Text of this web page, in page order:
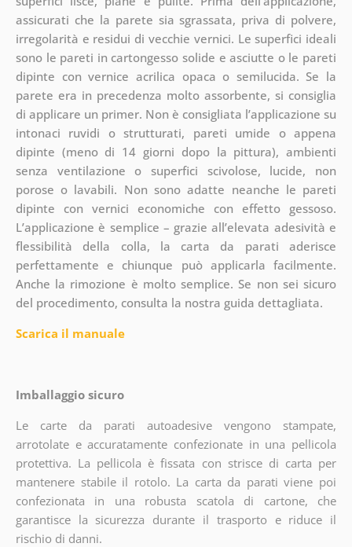
assicurati che la parete sia sgrassata, priva di polvere,
irregolarità e residui di vecchie vernici. Le superfici ideali
sono le pareti in cartongesso solide e asciutte o le pareti
dipinte con vernice acrilica opaca o semilucida. Se la
parete era in precedenza molto assorbente, si consiglia
di applicare un primer. Non è consigliata l’applicazione su
intonaci ruvidi o strutturati, pareti umide o appena
dipinte (meno di 14 giorni dopo la pittura), ambienti
senza ventilazione o superfici scivolose, lucide, non
porose o lavabili. Non sono adatte neanche le pareti
dipinte con vernici economiche con effetto gessoso.
L’applicazione è semplice – grazie all’elevata adesività e
flessibilità della colla, la carta da parati aderisce
perfettamente e chiunque può applicarla facilmente.
Anche la rimozione è molto semplice. Se non sei sicuro
del procedimento, consulta la nostra guida dettagliata.
Scarica il manuale
Imballaggio sicuro
Le carte da parati autoadesive vengono stampate,
arrotolate e accuratamente confezionate in una pellicola
protettiva. La pellicola è fissata con strisce di carta per
mantenere stabile il rotolo. La carta da parati viene poi
confezionata in una robusta scatola di cartone, che
garantisce la sicurezza durante il trasporto e riduce il
rischio di danni.